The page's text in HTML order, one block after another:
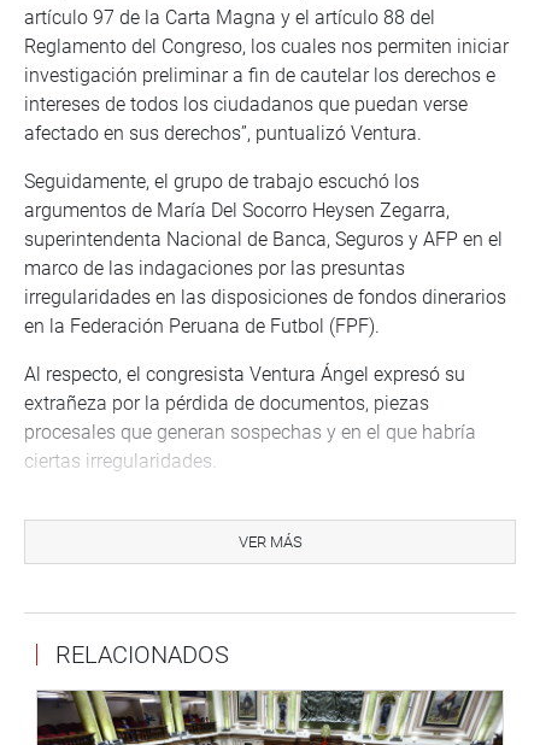
artículo 97 de la Carta Magna y el artículo 88 del
Reglamento del Congreso, los cuales nos permiten iniciar
investigación preliminar a fin de cautelar los derechos e
intereses de todos los ciudadanos que puedan verse
afectado en sus derechos”, puntualizó Ventura.
Seguidamente, el grupo de trabajo escuchó los
argumentos de María Del Socorro Heysen Zegarra,
superintendenta Nacional de Banca, Seguros y AFP en el
marco de las indagaciones por las presuntas
irregularidades en las disposiciones de fondos dinerarios
en la Federación Peruana de Futbol (FPF).
Al respecto, el congresista Ventura Ángel expresó su
extrañeza por la pérdida de documentos, piezas
procesales que generan sospechas y en el que habría
ciertas irregularidades.
investigaciones hasta llegar a la verdad. Dejamos claro
que nosotros no emitimos sentencia, nuestra función es
También hizo su presentación Lidia Violeta Asencios
Trujillo, rectora de la Universidad de Educación Enrique
Guzmán y Valle, en el marco de las investigaciones por
VER MÁS
RELACIONADOS